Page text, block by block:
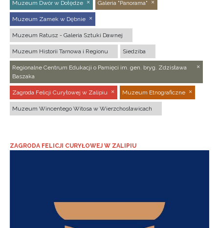
Muzeum Dwór w Dołędze Galeria "Panorama"
Muzeum Zamek w Dębnie
Muzeum Ratusz - Galeria Sztuki Dawnej
Muzeum Historii Tarnowa i Regionu Siedziba
Regionalne Centrum Edukacji o Pamięci im. gen. bryg. Zdzisława
Baszaka
Zagroda Felicji Curyłowej w Zalipiu Muzeum Etnograficzne
Muzeum Wincentego Witosa w Wierzchosławicach
ZAGRODA FELICJI CURYŁOWEJ W ZALIPIU